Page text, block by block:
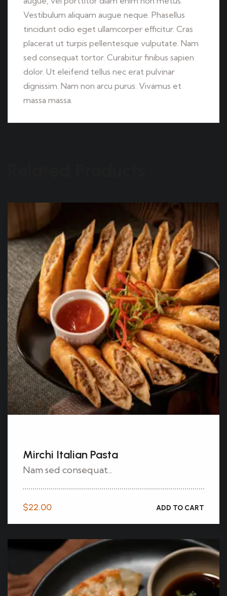
Vestibulum aliquam augue neque. Phasellus
tincidunt odio eget ullamcorper efficitur. Cras
placerat ut turpis pellentesque vulputate. Nam
sed consequat tortor. Curabitur finibus sapien
dolor. Ut eleifend tellus nec erat pulvinar
dignissim. Nam non arcu purus. Vivamus et
massa massa.
Mirchi Italian Pasta
Nam sed consequat...
$22.00 ADD TO CART